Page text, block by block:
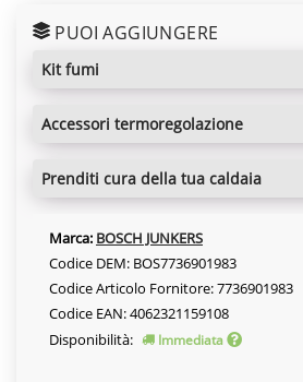
PUOI AGGIUNGERE
kit fumi
accessori termoregolazione
prenditi cura della tua caldaia
Marca: BOSCH JUNKERS
Codice DEM: BOS7736901983
Codice Articolo Fornitore: 7736901983
Codice EAN: 4062321159108
Disponibilità:
Immediata